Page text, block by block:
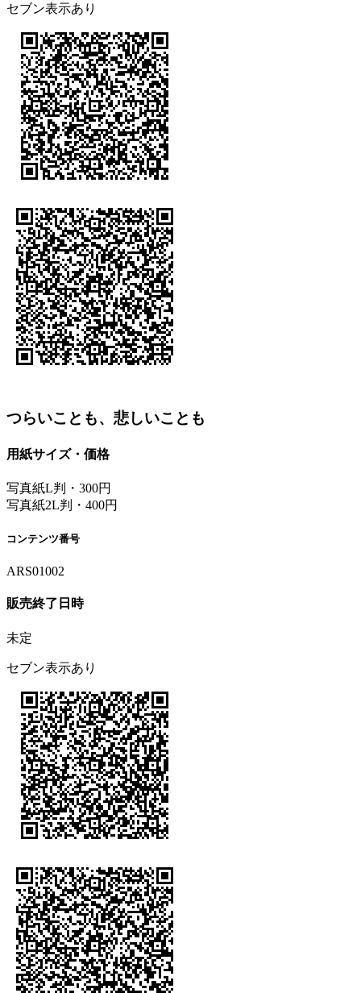
セブン表示あり
つらいことも、悲しいことも
用紙サイズ・価格
写真紙L判・300円
写真紙2L判・400円
コンテンツ番号
ARS01002
販売終了日時
未定
セブン表示あり